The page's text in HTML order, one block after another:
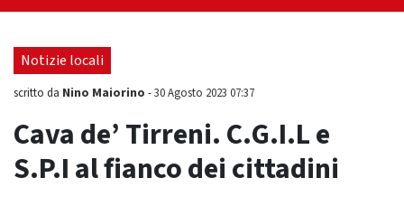
Notizie locali
scritto da Nino Maiorino -30 Agosto 2023 07:37
Cava de’ Tirreni. C.G.I.L e
S.P.I al fianco dei cittadini